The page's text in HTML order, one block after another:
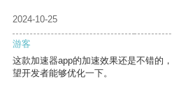
2024-10-25
游客
这款加速器app的加速效果还是不错的
望开发者能够优化一下。